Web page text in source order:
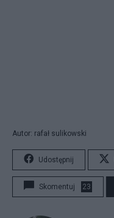
Autor: rafał sulikowski
Udostępnij
Skomentuj 23